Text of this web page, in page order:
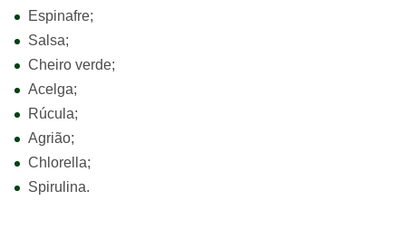
Espinafre;
Salsa;
Cheiro verde;
Acelga;
Rúcula;
Agrião;
Chlorella;
Spirulina.